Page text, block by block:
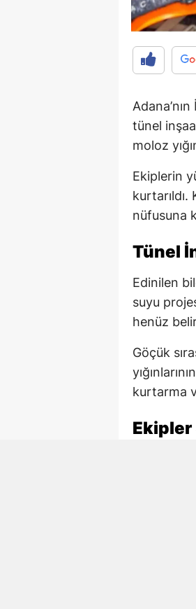
tünel
moloz
Ekiplerin
kurtarıldı.
nüfusuna
Tünel
Edinilen
suyu
henüz
Göçük
kurtarma
Ekipler